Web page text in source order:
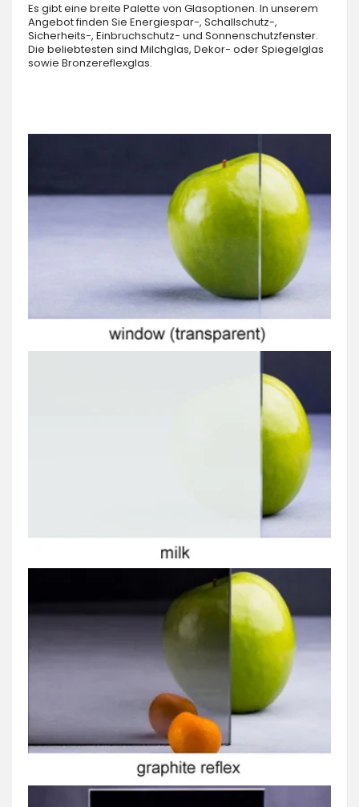
Es gibt eine breite Palette von Glasoptionen. In unserem
Angebot finden Sie Energiespar-, Schallschutz-,
Sicherheits-, Einbruchschutz- und Sonnenschutzfenster.
Die beliebtesten sind Milchglas, Dekor- oder Spiegelglas
sowie Bronzereflexglas.